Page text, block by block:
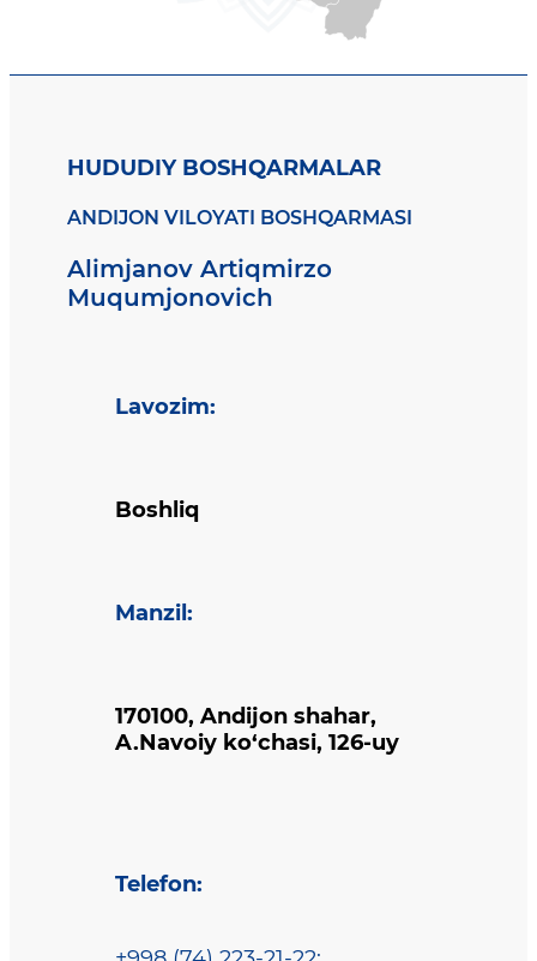
HUDUDIY BOSHQARMALAR
ANDIJON VILOYATI BOSHQARMASI
Alimjanov Artiqmirzo
Muqumjonovich
Lavozim:
Boshliq
Manzil :
170100, Andijon shahar,
A.Navoiy ko‘chasi, 126-uy
Telefon: